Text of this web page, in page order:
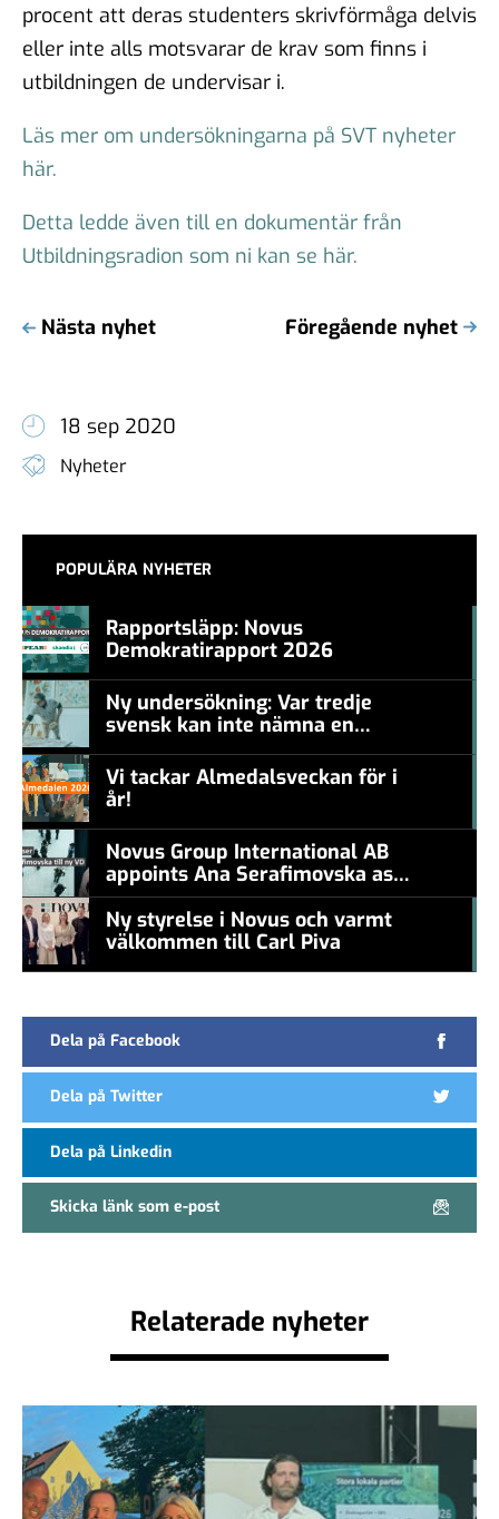
procent att deras studenters skrivförmåga delvis
eller inte alls motsvarar de krav som finns i
utbildningen de undervisar i.
Läs mer om undersökningarna på SVT nyheter
här.
Detta ledde även till en dokumentär från
Utbildningsradion som ni kan se här.
Nästa nyhet Föregående nyhet
18 sep 2020
Nyheter
POPULÄRA NYHETER
Rapportsläpp: Novus
Demokratirapport 2026
Ny undersökning: Var tredje
svensk kan inte nämna en
levande konstnär
Vi tackar Almedalsveckan för i
år!
Novus Group International AB
appoints Ana Serafimovska as
new CEO
Ny styrelse i Novus och varmt
välkommen till Carl Piva
Dela på Facebook
Dela på Twitter
Dela på Linkedin
Skicka länk som e-post
Relaterade nyheter